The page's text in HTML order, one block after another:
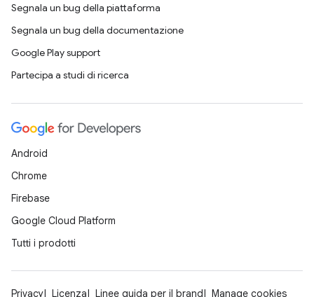
Segnala un bug della piattaforma
Segnala un bug della documentazione
Google Play support
Partecipa a studi di ricerca
Android
Chrome
Firebase
Google Cloud Platform
Tutti i prodotti
Privacy Licenza Linee guida per il brand Manage cookies